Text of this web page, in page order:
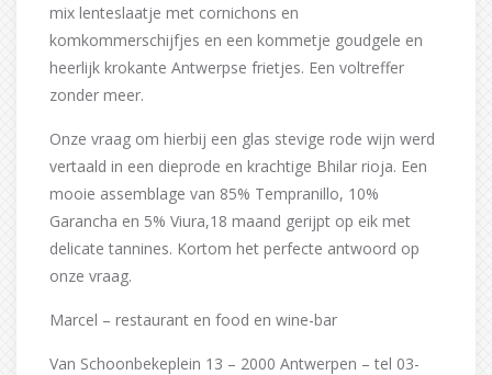
mix lenteslaatje met cornichons en
komkommerschijfjes en een kommetje goudgele en
heerlijk krokante Antwerpse frietjes. Een voltreffer
zonder meer.
Onze vraag om hierbij een glas stevige rode wijn werd
vertaald in een dieprode en krachtige Bhilar rioja. Een
mooie assemblage van 85% Tempranillo, 10%
Garancha en 5% Viura,18 maand gerijpt op eik met
delicate tannines. Kortom het perfecte antwoord op
onze vraag.
Marcel – restaurant en food en wine-bar
Van Schoonbekeplein 13 – 2000 Antwerpen – tel 03-